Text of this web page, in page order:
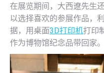
在展览期间，大西遼先生
以选择喜欢的参展作品，
据，用桌面3D打印机打印
作为博物馆纪念品带回家。